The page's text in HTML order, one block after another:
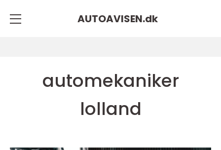
AUTOAVISEN.dk
automekaniker
lolland